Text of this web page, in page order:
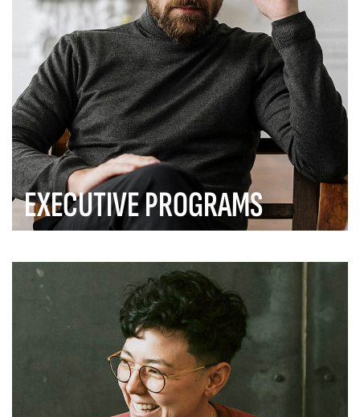
EXECUTIVE PROGRAMS